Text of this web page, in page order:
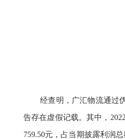
经查明，广汇物流通过
告存在虚假记载。其中，
759.50元，占当期披露利润